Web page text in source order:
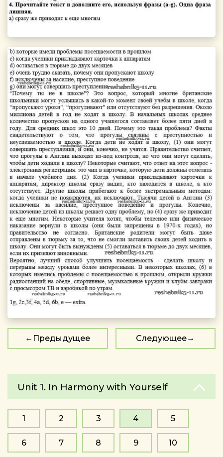
Предыдущее Следующее
Unit 1. In Harmony with Yourself
1 2 3 4 5
6 7 8 9 10